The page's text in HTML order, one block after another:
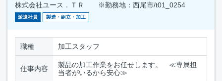
株式会社ユース．ＴＲ ※勤務地：西尾市/t01_0254
派遣社員 製造・組立・加工
職種 加工スタッフ
仕事内容
製品の加工作業をお任せします。 ≪専属担
当者がいるから安心≫